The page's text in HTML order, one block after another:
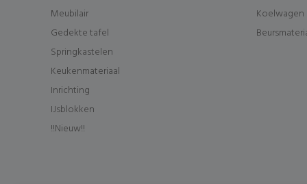
Meubilair
Gedekte tafel
Springkastelen
Keukenmateriaal
Inrichting
IJsblokken
!!Nieuw!!